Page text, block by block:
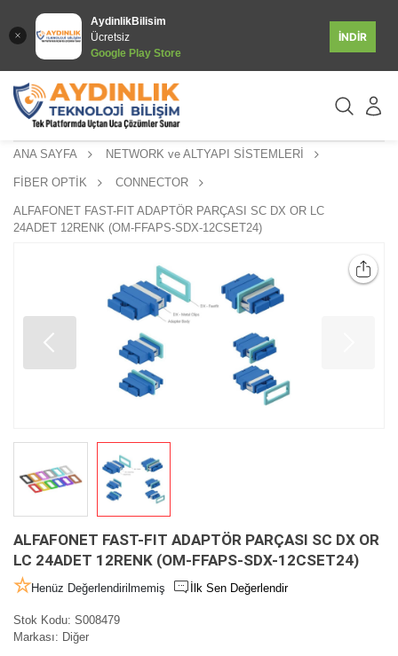
AydinlikBilisim
Ücretsiz
Google Play Store
İNDİR
ANA SAYFA NETWORK ve ALTYAPI SİSTEMLERİ
FİBER OPTİK CONNECTOR
ALFAFONET FAST-FIT ADAPTÖR PARÇASI SC DX OR LC
24ADET 12RENK (OM-FFAPS-SDX-12CSET24)
ALFAFONET FAST-FIT ADAPTÖR PARÇASI SC DX OR
LC 24ADET 12RENK (OM-FFAPS-SDX-12CSET24)
Henüz Değerlendirilmemiş İlk Sen Değerlendir
Stok Kodu: S008479
Markası: Diğer